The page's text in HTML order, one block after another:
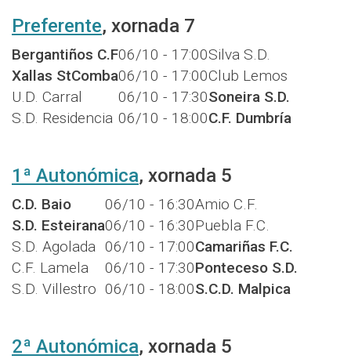
Preferente, xornada 7
Bergantiños C.F06/10 - 17:00Silva S.D.
Xallas StComba06/10 - 17:00Club Lemos
U.D. Carral
06/10 - 17:30Soneira S.D.
S.D. Residencia 06/10 - 18:00C.F. Dumbría
1ª Autonómica, xornada 5
C.D. Baio 06/10 - 16:30Amio C.F.
S.D. Esteirana06/10 - 16:30Puebla F.C.
S.D. Agolada 06/10 - 17:00Camariñas F.C.
C.F. Lamela
06/10 - 17:30Ponteceso S.D.
S.D. Villestro 06/10 - 18:00S.C.D. Malpica
2ª Autonómica, xornada 5